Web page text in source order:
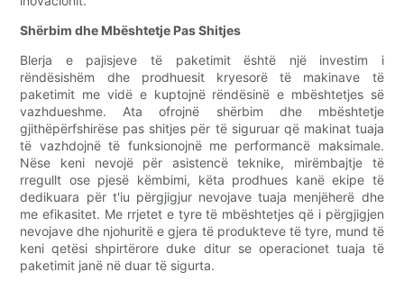
Shërbim dhe Mbështetje Pas Shitjes
Blerja e pajisjeve të paketimit është një investim i
rëndësishëm dhe prodhuesit kryesorë të makinave të
paketimit me vidë e kuptojnë rëndësinë e mbështetjes së
vazhdueshme. Ata ofrojnë shërbim dhe mbështetje
gjithëpërfshirëse pas shitjes për të siguruar që makinat tuaja
të vazhdojnë të funksionojnë me performancë maksimale.
Nëse keni nevojë për asistencë teknike, mirëmbajtje të
rregullt ose pjesë këmbimi, këta prodhues kanë ekipe të
dedikuara për t'iu përgjigjur nevojave tuaja menjëherë dhe
me efikasitet. Me rrjetet e tyre të mbështetjes që i përgjigjen
nevojave dhe njohuritë e gjera të produkteve të tyre, mund të
keni qetësi shpirtërore duke ditur se operacionet tuaja të
paketimit janë në duar të sigurta.